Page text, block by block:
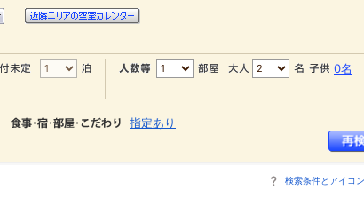
0名
指定あり
検索条件とアイコ